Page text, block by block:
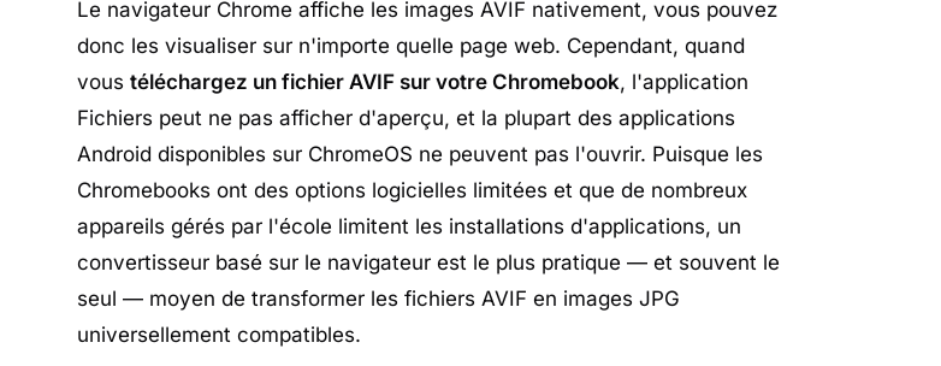
Le navigateur Chrome affiche les images AVIF nativement, vous pouvez
donc les visualiser sur n'importe quelle page web. Cependant, quand
vous téléchargez un fichier AVIF sur votre Chromebook, l'application
Fichiers peut ne pas afficher d'aperçu, et la plupart des applications
Android disponibles sur ChromeOS ne peuvent pas l'ouvrir. Puisque les
Chromebooks ont des options logicielles limitées et que de nombreux
appareils gérés par l'école limitent les installations d'applications, un
convertisseur basé sur le navigateur est le plus pratique — et souvent le
seul — moyen de transformer les fichiers AVIF en images JPG
universellement compatibles.